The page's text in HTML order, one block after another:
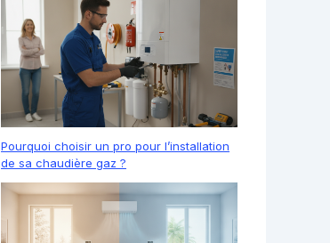
Pourquoi choisir un pro pour l’installation
de sa chaudière gaz ?